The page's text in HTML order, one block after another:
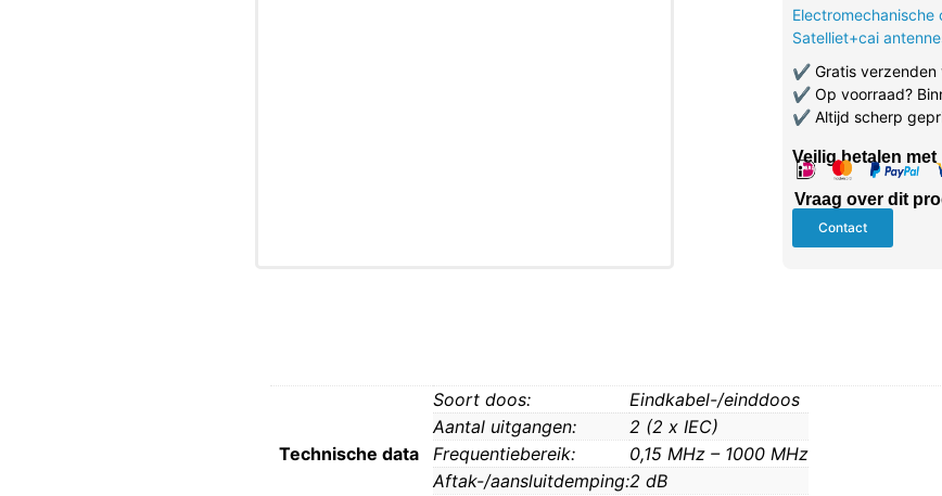
Electromechanische
Satelliet+cai
✔Gratis verzenden
✔Op voorraad?
✔Altijd scherp
Veilig betalen met
Vraag over dit
Contact
Technische data
Soort doos:
Eindkabel-/einddoos
Aantal uitgangen:
2 (2 x IEC)
Frequentiebereik:
0,15 MHz – 1000 MHz
Aftak-/aansluitdemping:2 dB